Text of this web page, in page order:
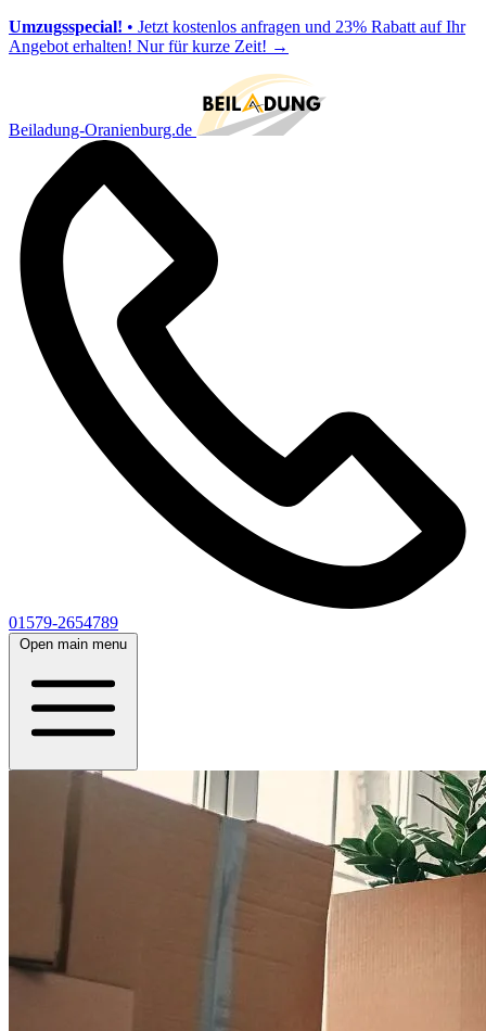
Umzugsspecial! • Jetzt kostenlos anfragen und 23% Rabatt auf Ihr
Angebot erhalten! Nur für kurze Zeit! →
Beiladung-Oranienburg.de
01579-2654789
Open main menu